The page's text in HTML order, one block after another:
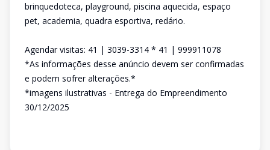
brinquedoteca, playground, piscina aquecida, espaço
pet, academia, quadra esportiva, redário.
Agendar visitas: 41 | 3039-3314 * 41 | 999911078
*As informações desse anúncio devem ser confirmadas
e podem sofrer alterações.*
*imagens ilustrativas - Entrega do Empreendimento
30/12/2025